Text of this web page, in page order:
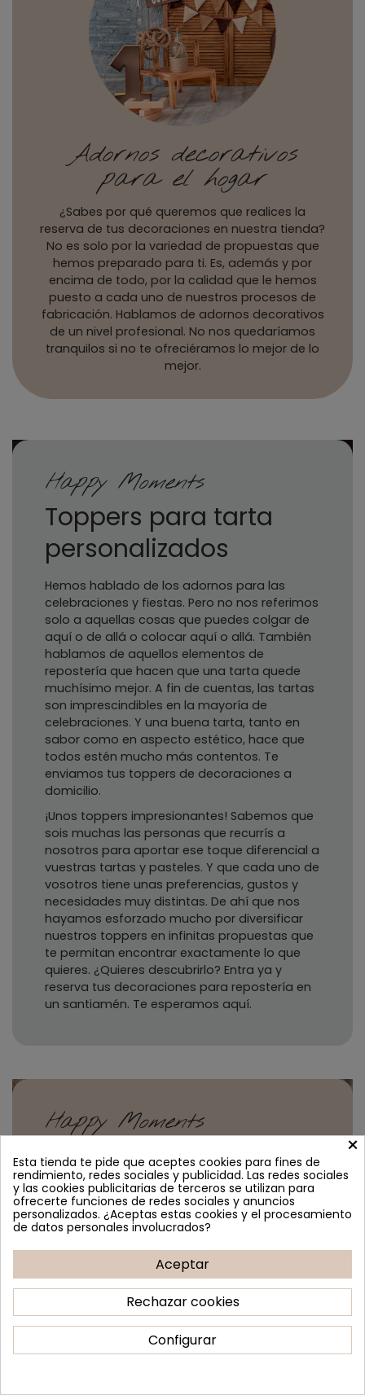
Adornos decorativos
para el hogar
¿Sabes por qué queremos que realices la
reserva de tus decoraciones en nuestra tienda?
No es solo por la variedad de propuestas que
hemos preparado para ti. Es, además y por
encima de todo, por la calidad que le hemos
puesto a cada uno de nuestros procesos de
fabricación. Hablamos de adornos decorativos
de un nivel profesional. No nos quedaríamos
tranquilos si no te ofreciéramos lo mejor de lo
mejor.
Happy Moments
Toppers para tarta
personalizados
Hemos hablado de los adornos para las
celebraciones y fiestas. Pero no nos referimos
solo a aquellas cosas que puedes colgar de
aquí o de allá o colocar aquí o allá. También
hablamos de aquellos elementos de
repostería que hacen que una tarta quede
muchísimo mejor. A fin de cuentas, las tartas
son imprescindibles en la mayoría de
celebraciones. Y una buena tarta, tanto en
sabor como en aspecto estético, hace que
todos estén mucho más contentos. Te
enviamos tus toppers de decoraciones a
domicilio.
¡Unos toppers impresionantes! Sabemos que
sois muchas las personas que recurrís a
nosotros para aportar ese toque diferencial a
vuestras tartas y pasteles. Y que cada uno de
vosotros tiene unas preferencias, gustos y
necesidades muy distintas. De ahí que nos
hayamos esforzado mucho por diversificar
nuestros toppers en infinitas propuestas que
te permitan encontrar exactamente lo que
quieres. ¿Quieres descubrirlo? Entra ya y
reserva tus decoraciones para repostería en
un santiamén. Te esperamos aquí.
Happy Moments
Cómo se hace un
topper personalizado
En nuestra tienda de decoraciones para todo
tipo de fiestas contamos con todo lo
En primer lugar, las ganas de poner una
sonrisa en tu cara. Y es ahí donde entran en
escena nuestros profesionales, expertos que
llevan más de una década diseñando y
elaborando toppers para personas como tú.
Y siempre con una dedicación, una atención
×
Esta tienda te pide que aceptes cookies para fines de
rendimiento, redes sociales y publicidad. Las redes sociales
y las cookies publicitarias de terceros se utilizan para
ofrecerte funciones de redes sociales y anuncios
personalizados. ¿Aceptas estas cookies y el procesamiento
de datos personales involucrados?
Aceptar
Rechazar cookies
Configurar